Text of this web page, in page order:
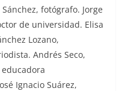
fotógrafo. Jorge
de universidad. Elisa
Lozano,
Andrés Seco,
Ignacio Suárez,